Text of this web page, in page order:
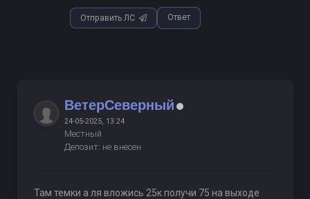
Отправить ЛС Ответ
ВетерСеверный
24-05-2025, 13:24
Местный
Депозит: не внесен
Там темки а ля вложись 25к получи 75 на выходе